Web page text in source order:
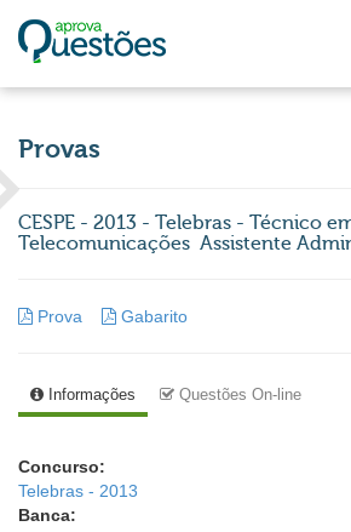
Provas
CESPE - 2013 - Telebras - Técnico
Telecomunicações  Assistente
Prova Gabarito
Informações Questões On-line
Concurso:
Telebras - 2013
Banca: